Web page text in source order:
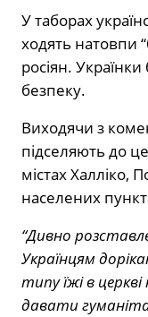
У таборах
ходять натовпи
росіян. Українки
безпеку.
Виходячи з
підселяють до
містах Халліко,
населених
“Дивно
Українцям
типу їжі в
давати